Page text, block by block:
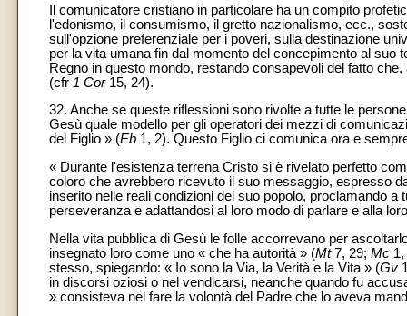
Il comunicatore cristiano in particolare ha un compito
l'edonismo, il consumismo, il gretto nazionalismo, ecc.,
sull'opzione preferenziale per i poveri, sulla destinazione
per la vita umana fin dal momento del concepimento al suo
Regno in questo mondo, restando consapevoli del fatto
(cfr 1 Cor 15, 24).
32. Anche se queste riflessioni sono rivolte a tutte le
Gesù quale modello per gli operatori dei mezzi di
del Figlio » (Eb 1, 2). Questo Figlio ci comunica ora e
« Durante l'esistenza terrena Cristo si è rivelato perfetto
coloro che avrebbero ricevuto il suo messaggio, espresso
inserito nelle reali condizioni del suo popolo, proclamando
perseveranza e adattandosi al loro modo di parlare e alla
Nella vita pubblica di Gesù le folle accorrevano per
insegnato loro come uno « che ha autorità » (Mt7, 29; Mc
stesso, spiegando: « Io sono la Via, la Verità e la Vita » (Gv
in discorsi oziosi o nel vendicarsi, neanche quando fu
» consisteva nel fare la volontà del Padre che lo aveva